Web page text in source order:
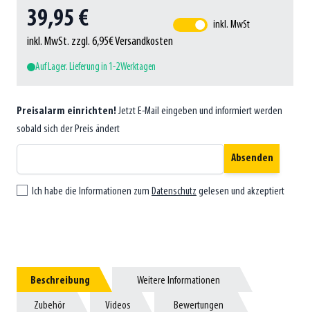
39,95 €
inkl. MwSt. zzgl. 6,95€ Versandkosten
inkl. MwSt
Auf Lager. Lieferung in 1-2 Werktagen
Preisalarm einrichten! Jetzt E-Mail eingeben und informiert werden
sobald sich der Preis ändert
Absenden
Ich habe die Informationen zum Datenschutz gelesen und akzeptiert
Beschreibung
Beschreibung Weitere Informationen
Weitere Informationen
Zubehör
Zubehör Videos
Videos Bewertungen
Bewertungen